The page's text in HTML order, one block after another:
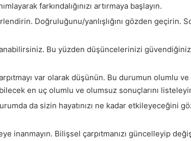
farkındalığınızı artırmaya başlayın.
Doğruluğunu/yanlışlığını gözden geçirin.
Bu yüzden düşüncelerinizi
var olarak düşünün. Bu durumun olumlu ve
en uç olumlu ve olumsuz sonuçlarını
da sizin hayatınızı ne kadar etkileyeceğini
inanmayın. Bilişsel çarpıtmanızı güncelleyip